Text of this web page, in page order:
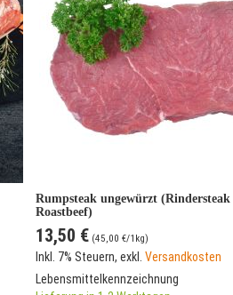
Rumpsteak ungewürzt (Rindersteak
Roastbeef)
13,50 € (45,00 €/1kg)
Inkl. 7% Steuern,exkl.Versandkosten
Lebensmittelkennzeichnung